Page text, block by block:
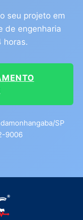
seu projeto em
de engenharia
horas.
SP
9006